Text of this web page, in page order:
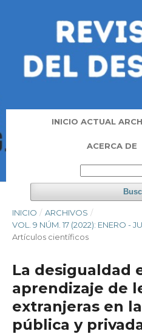
INICIO ACTUAL
ACERCA DE
INICIO / ARCHIVOS /
VOL. 9 NÚM. 17 (2022): ENERO -
Artí­culos científicos
La desigualdad
aprendizaje de
extranjeras en
pública y